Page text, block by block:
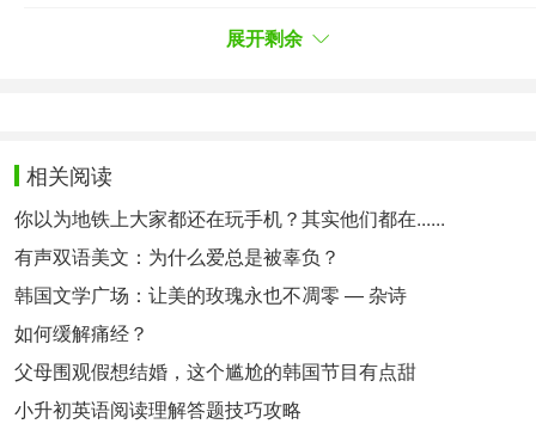
4. profundizar
5. corromper su alma
6. cometer actos estúpidos
7. se reencarnarán
【重点词汇】
展开剩余
相关阅读
你以为地铁上大家都还在玩手机？其实他们都在......
有声双语美文：为什么爱总是被辜负？
韩国文学广场：让美的玫瑰永也不凋零 — 杂诗
如何缓解痛经？
父母围观假想结婚，这个尴尬的韩国节目有点甜
小升初英语阅读理解答题技巧攻略